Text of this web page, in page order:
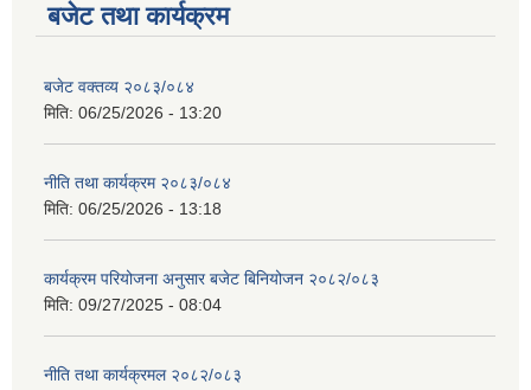
बजेट तथा कार्यक्रम
बजेट वक्तव्य २०८३/०८४
मिति: 06/25/2026 - 13:20
नीति तथा कार्यक्रम २०८३/०८४
मिति: 06/25/2026 - 13:18
कार्यक्रम परियोजना अनुसार बजेट बिनियोजन २०८२/०८३
मिति: 09/27/2025 - 08:04
नीति तथा कार्यक्रमल २०८२/०८३